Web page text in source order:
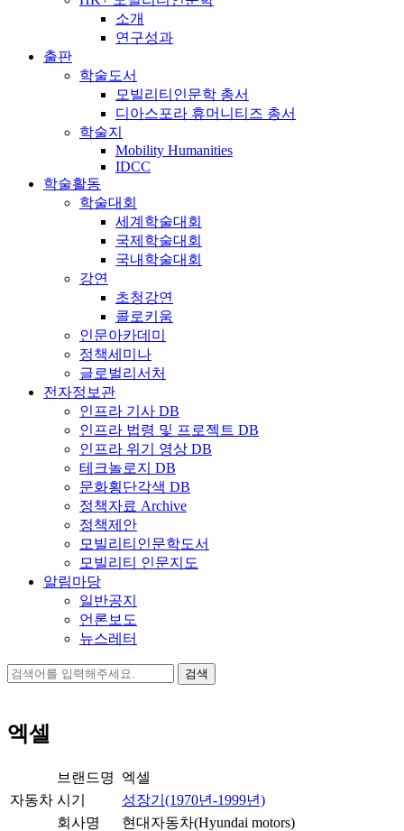
소개
연구성과
출판
학술도서
모빌리티인문학 총서
디아스포라 휴머니티즈 총서
학술지
Mobility Humanities
IDCC
학술활동
학술대회
세계학술대회
국제학술대회
국내학술대회
강연
초청강연
콜로키움
인문아카데미
정책세미나
글로벌리서처
전자정보관
인프라 기사 DB
인프라 법령 및 프로젝트 DB
인프라 위기 영상 DB
테크놀로지 DB
문화횡단각색 DB
정책자료 Archive
정책제안
모빌리티인문학도서
모빌리티 인문지도
알림마당
일반공지
언론보도
뉴스레터
검
엑셀
자동차
브랜드명
엑셀
시기
성장기(1970년-1999년)
회사명
현대자동차(Hyundai motors)